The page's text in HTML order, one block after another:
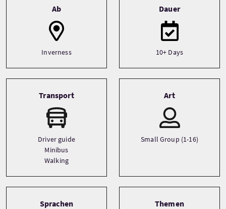
Ab
Inverness
Dauer
10+ Days
Transport
Driver guide
Minibus
Walking
Art
Small Group (1-16)
Sprachen Themen